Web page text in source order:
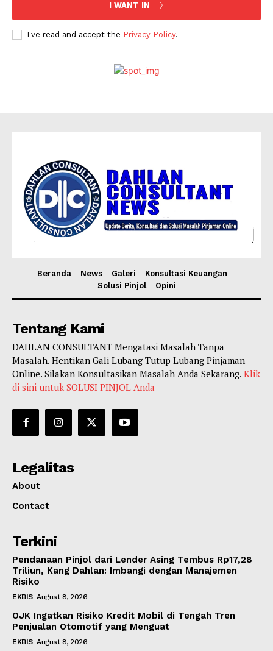
I WANT IN
I've read and accept the Privacy Policy.
Beranda News Galeri
Konsultasi Keuangan
Solusi Pinjol
Opini
Tentang Kami
DAHLAN CONSULTANT Mengatasi Masalah Tanpa
Masalah. Hentikan Gali Lubang Tutup Lubang Pinjaman
Online. Silakan Konsultasikan Masalah Anda Sekarang. Klik
di sini untuk SOLUSI PINJOL Anda
Legalitas
About
Contact
Terkini
Pendanaan Pinjol dari Lender Asing Tembus Rp17,28
Triliun, Kang Dahlan: Imbangi dengan Manajemen
Risiko
EKBIS August 8, 2026
OJK Ingatkan Risiko Kredit Mobil di Tengah Tren
Penjualan Otomotif yang Menguat
EKBIS August 8, 2026